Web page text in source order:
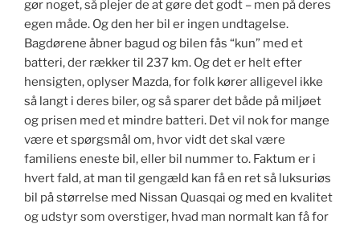
gør noget, så plejer de at gøre det godt – men på deres
egen måde. Og den her bil er ingen undtagelse.
Bagdørene åbner bagud og bilen fås “kun” med et
batteri, der rækker til 237 km. Og det er helt efter
hensigten, oplyser Mazda, for folk kører alligevel ikke
så langt i deres biler, og så sparer det både på miljøet
og prisen med et mindre batteri. Det vil nok for mange
være et spørgsmål om, hvor vidt det skal være
familiens eneste bil, eller bil nummer to. Faktum er i
hvert fald, at man til gengæld kan få en ret så luksuriøs
bil på størrelse med Nissan Quasqai og med en kvalitet
og udstyr som overstiger, hvad man normalt kan få for